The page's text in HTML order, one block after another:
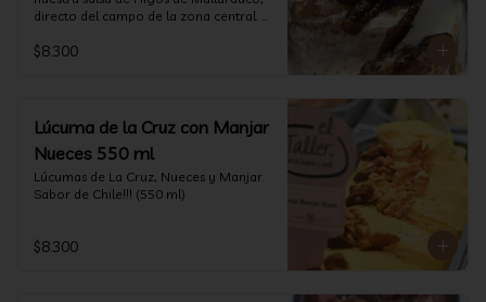
directo del campo de la zona central.
$8.300
Lúcuma de la Cruz con Manjar
Nueces 550 ml
Lúcumas de La Cruz, Nueces y Manjar.
Sabor de Chile!!! (550 ml)
$8.300